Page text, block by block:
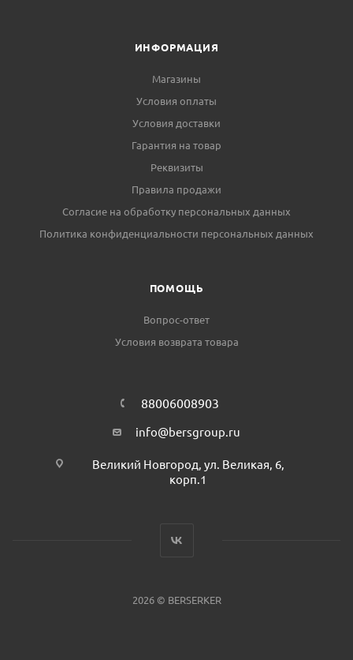
ИНФОРМАЦИЯ
Магазины
Условия оплаты
Условия доставки
Гарантия на товар
Реквизиты
Правила продажи
Согласие на обработку персональных данных
Политика конфиденциальности персональных данных
ПОМОЩЬ
Вопрос-ответ
Условия возврата товара
88006008903
info@bersgroup.ru
Великий Новгород, ул. Великая, 6,
корп.1
2026 © BERSERKER